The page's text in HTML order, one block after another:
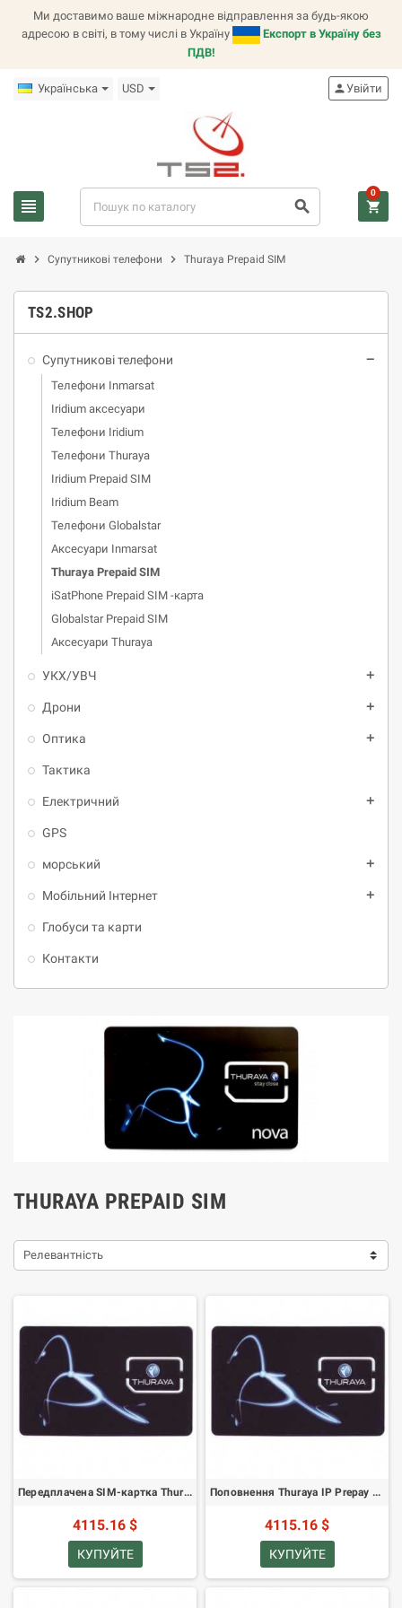
Ми доставимо ваше міжнародне відправлення за будь-якою
адресою в світі, в тому числі в Україну
Експорт в Україну без
ПДВ!
Українська USD
view_headline search
personУвійти
shopping_cart
0
chevron_right Супутникові телефони chevron_right Thuraya Prepaid SIM
TS2.SHOP
Супутникові телефони remove
Телефони Inmarsat
Iridium аксесуари
Телефони Iridium
Телефони Thuraya
Iridium Prepaid SIM
Iridium Beam
Телефони Globalstar
Аксесуари Inmarsat
Thuraya Prepaid SIM
iSatPhone Prepaid SIM -карта
Globalstar Prepaid SIM
Аксесуари Thuraya
УКХ/УВЧ add
Дрони add
Oптика add
Тактика
Електричний add
GPS
морський add
Мобільний Інтернет add
Глобуси та карти
Контакти
THURAYA PREPAID SIM
Релевантність
Передплачена SIM-картка Thuraya IP 30 ГБ (завантажено 30 ГБ)
4115.16 $
КУПУЙТЕ
Поповнення Thuraya IP Prepay 30 ГБ PIN
4115.16 $
КУПУЙТЕ